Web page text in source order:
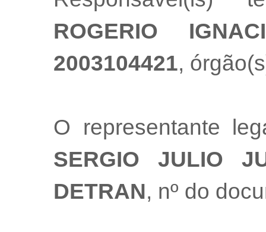
ROGERIO
2003104421,
O representante
SERGIO JULIO
DETRAN, nº do